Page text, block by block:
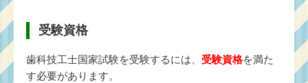
受験資格
歯科技工士国家試験を受験するには、 受験資格を満た
す必要があります。